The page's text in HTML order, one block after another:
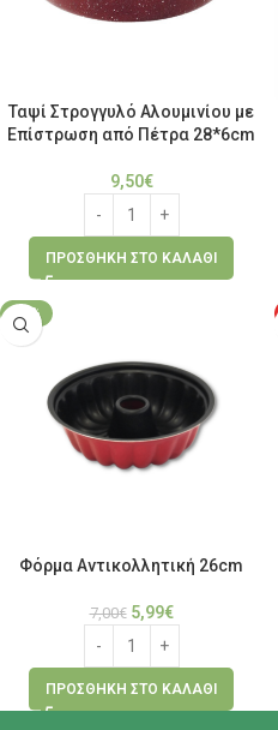
Ταψί Στρογγυλό Αλουμινίου με
Επίστρωση από Πέτρα 28*6cm
9,50€
ΠΡΟΣΘΉΚΗ ΣΤΟ ΚΑΛΆΘΙ
-14%
Φόρμα Αντικολλητική 26cm
7,00€ 5,99€
ΠΡΟΣΘΉΚΗ ΣΤΟ ΚΑΛΆΘΙ